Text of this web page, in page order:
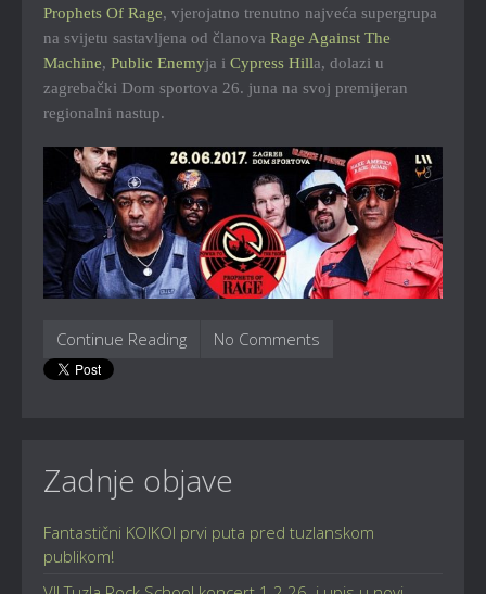
Prophets Of Rage, vjerojatno trenutno najveća supergrupa
na svijetu sastavljena od članova Rage Against The
Machine, Public Enemyja i Cypress Hilla, dolazi u
zagrebački Dom sportova 26. juna na svoj premijeran
regionalni nastup.
Continue Reading No Comments
Zadnje objave
Fantastični KOIKOI prvi puta pred tuzlanskom
publikom!